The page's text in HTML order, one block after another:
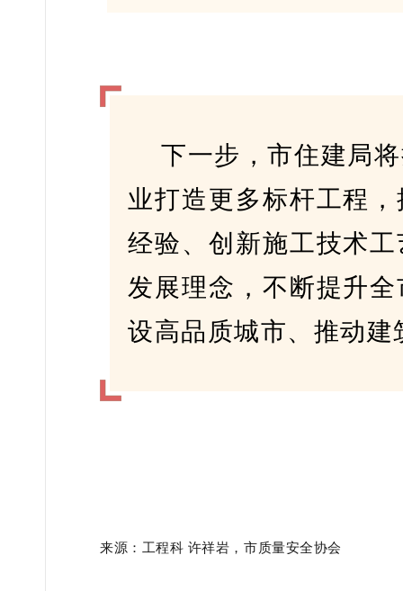
下一步，市住建局
业打造更多标杆工程
经验、创新施工技术
发展理念，不断提升
设高品质城市、推动
来源： 工程科 许祥岩，市质量安全协会